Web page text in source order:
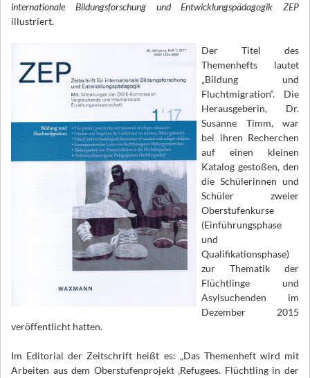
internationale Bildungsforschung und Entwicklungspädagogik ZEP
illustriert.
Der Titel des
Themenhefts lautet
„Bildung und
Fluchtmigration“. Die
Herausgeberin, Dr.
Susanne Timm, war
bei ihren Recherchen
auf einen kleinen
Katalog gestoßen, den
die Schülerinnen und
Schüler zweier
Oberstufenkurse
(Einführungsphase
und
Qualifikationsphase)
zur Thematik der
Flüchtlinge und
Asylsuchenden im
Dezember 2015
veröffentlicht hatten.
Im Editorial der Zeitschrift heißt es: „Das Themenheft wird mit
Arbeiten aus dem Oberstufenprojekt ‚Refugees. Flüchtling in der